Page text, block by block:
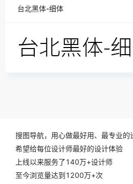
台北黑体-细体
搜图导航，用心做最好用、最专业的
希望给每位设计师最好的设计体验
上线以来服务了140万+设计师
至今浏览量达到1200万+次